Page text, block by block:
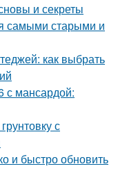
и секреты
самыми старыми и
как выбрать
с мансардой:
с
и быстро обновить